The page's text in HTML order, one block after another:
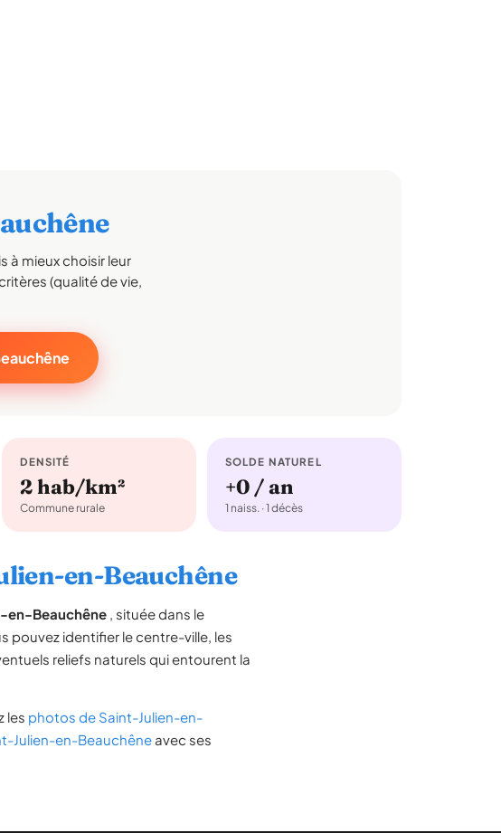
à mieux choisir leur
(qualité de vie,
DENSITÉ
2 hab/km²
Commune rurale
SOLDE NATUREL
+0 / an
1 naiss. · 1 décès
en-Beauchêne
en-Beauchêne , située dans le
pouvez identifier le centre-ville, les
reliefs naturels qui entourent la
les photos de Saint-Julien-en-
Julien-en-Beauchêne avec ses